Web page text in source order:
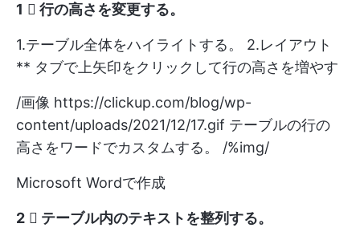
1️ ⃣ 行の高さを変更する。
1.テーブル全体をハイライトする。 2.レイアウト
** タブで上矢印をクリックして行の高さを増やす
/画像 https://clickup.com/blog/wp-
content/uploads/2021/12/17.gif テーブルの行の
高さをワードでカスタムする。 /%img/
Microsoft Wordで作成
2️ ⃣ テーブル内のテキストを整列する。